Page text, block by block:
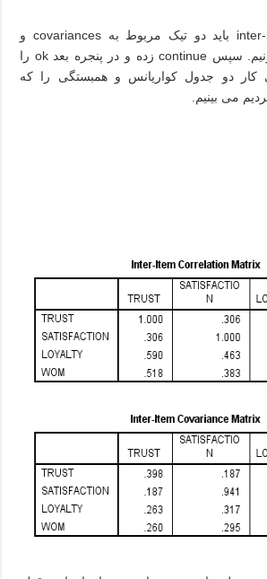
باید دو تیک مربوط بهcovariances و
سپس continueزده و در پنجره بعدok را
دو جدول کواریانس و همبستگی را که
می بینیم.